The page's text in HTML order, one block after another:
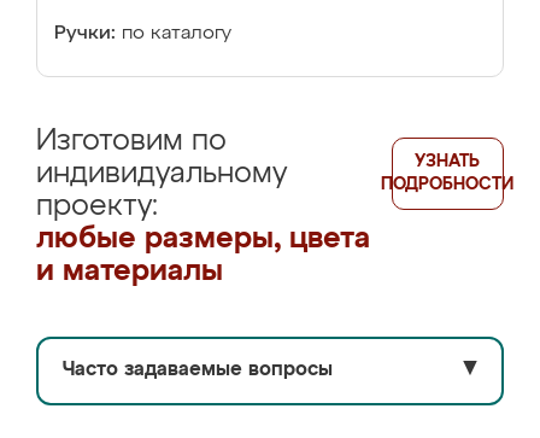
Ручки: по каталогу
Изготовим по
индивидуальному
проекту:
любые размеры, цвета
и материалы
УЗНАТЬ
ПОДРОБНОСТИ
Часто задаваемые вопросы ▼